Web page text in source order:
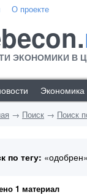
О проекте
ЭКОНОМИКИ В
Экономика
→ Поиск → Поиск
по тегу:
1 материал